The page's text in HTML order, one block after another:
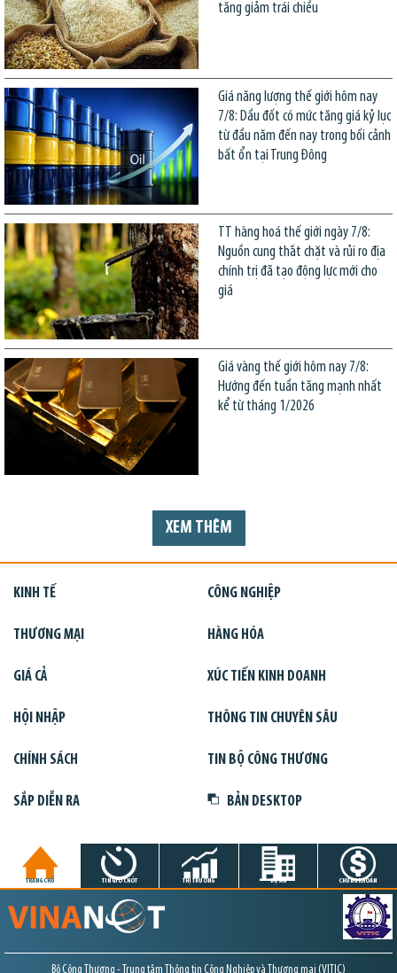
tăng giảm trái chiều
Giá năng lượng thế giới hôm nay
7/8: Dầu đốt có mức tăng giá kỷ lục
từ đầu năm đến nay trong bối cảnh
bất ổn tại Trung Đông
TT hàng hoá thế giới ngày 7/8:
Nguồn cung thắt chặt và rủi ro địa
chính trị đã tạo động lực mới cho
giá
Giá vàng thế giới hôm nay 7/8:
Hướng đến tuần tăng mạnh nhất
kể từ tháng 1/2026
XEM THÊM
KINH TẾ CÔNG NGHIỆP
THƯƠNG MẠI HÀNG HÓA
GIÁ CẢ XÚC TIẾN KINH DOANH
HỘI NHẬP THÔNG TIN CHUYÊN SÂU
CHÍNH SÁCH TIN BỘ CÔNG THƯƠNG
SẮP DIỄN RA BẢN DESKTOP
TRANG CHỦ TIN GIỜ CHÓT THỊ TRƯỜNG DỰ ÁN CHỨNG KHOÁN
Bộ Công Thương - Trung tâm Thông tin Công Nghiệp và Thương mại (VITIC)